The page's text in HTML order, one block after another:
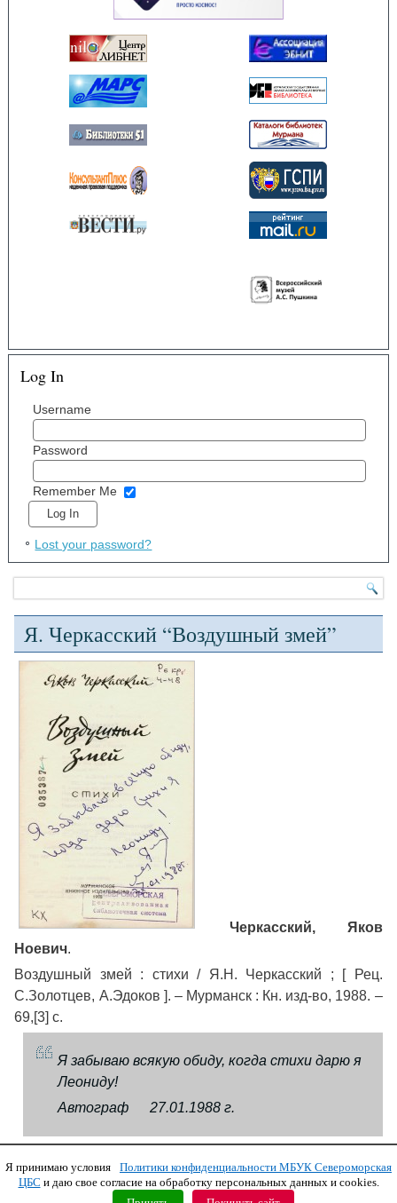
Log In
Username
Password
Remember Me
Lost your password?
Я. Черкасский “Воздушный змей”
Черкасский, Яков
Ноевич.
Воздушный змей : стихи / Я.Н. Черкасский ; [ Рец.
С.Золотцев, А.Эдоков ]. – Мурманск : Кн. изд-во, 1988. –
69,[3] с.
Я забываю всякую обиду, когда стихи дарю я
Леониду!
Автограф 27.01.1988 г.
Copyright © 2011 МБУК СЦБС
Я принимаю условия
Политики конфиденциальности МБУК Североморская
ЦБС и даю свое согласие на обработку персональных данных и cookies.